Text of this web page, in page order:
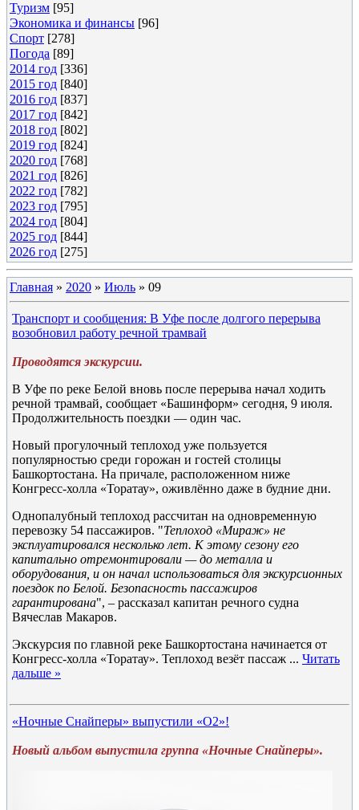
Туризм [95]
Экономика и финансы [96]
Спорт [278]
Погода [89]
2014 год [336]
2015 год [840]
2016 год [837]
2017 год [842]
2018 год [802]
2019 год [824]
2020 год [768]
2021 год [826]
2022 год [782]
2023 год [795]
2024 год [804]
2025 год [844]
2026 год [275]
Главная » 2020 » Июль » 09
Транспорт и сообщения: В Уфе после долгого перерыва
возобновил работу речной трамвай
Проводятся экскурсии.
В Уфе по реке Белой вновь после перерыва начал ходить
речной трамвай, сообщает «Башинформ» сегодня, 9 июля.
Продолжительность поездки — один час.
Новый прогулочный теплоход уже пользуется
популярностью среди горожан и гостей столицы
Башкортостана. На причале, расположенном ниже
Конгресс-холла «Торатау», оживлённо даже в будние дни.
Однопалубный теплоход рассчитан на одновременную
перевозку 54 пассажиров. "Теплоход «Мираж» не
эксплуатировался несколько лет. К этому сезону его
капитально отремонтировали — до металла и
оборудования, и он начал использоваться для экскурсионных
поездок по Белой. Безопасность пассажиров
гарантирована", – рассказал капитан речного судна
Вячеслав Макаров.
Экскурсия по главной реке Башкортостана начинается от
Конгресс-холла «Торатау». Теплоход везёт пассаж ... Читать
дальше »
«Ночные Снайперы» выпустили «О2»!
Новый альбом выпустила группа «Ночные Снайперы».